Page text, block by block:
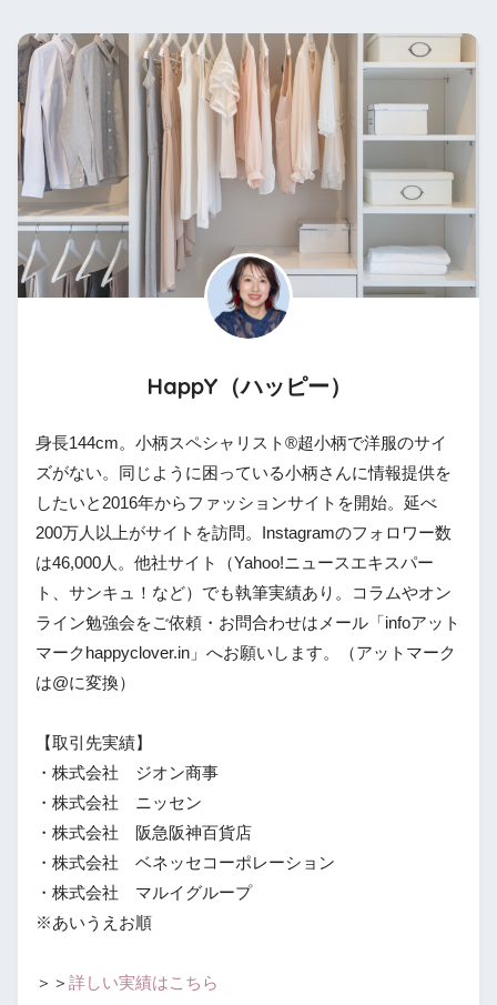
HappY（ハッピー）
身長144cm。小柄スペシャリスト®︎超小柄で洋服のサイ
ズがない。同じように困っている小柄さんに情報提供を
したいと2016年からファッションサイトを開始。延べ
200万人以上がサイトを訪問。Instagramのフォロワー数
は46,000人。他社サイト（Yahoo!ニュースエキスパー
ト、サンキュ！など）でも執筆実績あり。コラムやオン
ライン勉強会をご依頼・お問合わせはメール「infoアット
マークhappyclover.in」へお願いします。（アットマーク
は@に変換）
【取引先実績】
・株式会社 ジオン商事
・株式会社 ニッセン
・株式会社 阪急阪神百貨店
・株式会社 ベネッセコーポレーション
・株式会社 マルイグループ
※あいうえお順
＞＞ 詳しい実績はこちら